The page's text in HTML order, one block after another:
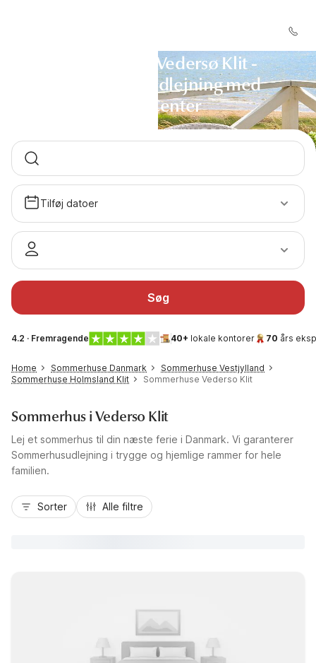
Sommerhus Vedersø Klit -
Sommerhusudlejning med
DanCenter
Tilføj datoer
Søg
4.2 · Fremragende 40+ lokale kontorer 70 års
Home Sommerhuse Danmark
Sommerhuse Vestjylland
Sommerhuse Holmsland Klit
Sommerhuse Vederso Klit
Sommerhus i Vederso Klit
Lej et sommerhus til din næste ferie i Danmark. Vi garanterer
Sommerhusudlejning i trygge og hjemlige rammer for hele
familien.
Sorter Alle filtre